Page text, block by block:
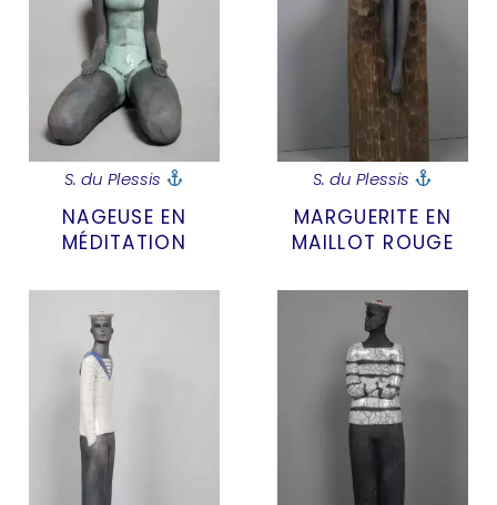
S. du Plessis
NAGEUSE EN
MÉDITATION
S. du Plessis
MARGUERITE EN
MAILLOT ROUGE